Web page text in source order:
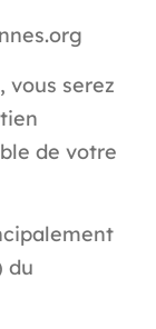
vous serez
de votre
du